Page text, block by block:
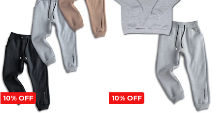
10% OFF 10% OFF